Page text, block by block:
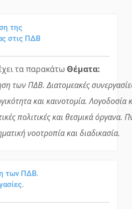
της
στις ΠΔΒ
τα παρακάτω Θέματα:
των ΠΔΒ. Διατομεακές
και καινοτομία.
πολιτικές και θεσμικά όργανα.
νοοτροπία και διαδικασία.
των ΠΔΒ.